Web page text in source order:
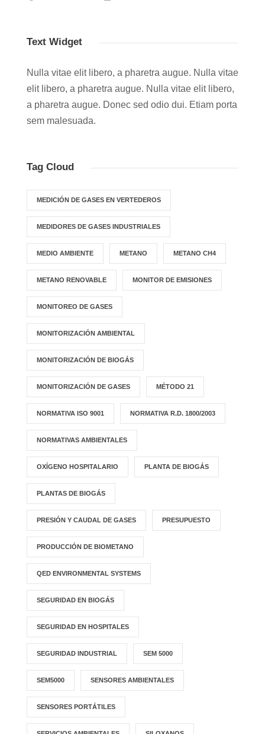
Text Widget
Nulla vitae elit libero, a pharetra augue. Nulla vitae
elit libero, a pharetra augue. Nulla vitae elit libero,
a pharetra augue. Donec sed odio dui. Etiam porta
sem malesuada.
Tag Cloud
MEDICIÓN DE GASES EN VERTEDEROS
MEDIDORES DE GASES INDUSTRIALES
MEDIO AMBIENTE METANO METANO CH4
METANO RENOVABLE MONITOR DE EMISIONES
MONITOREO DE GASES
MONITORIZACIÓN AMBIENTAL
MONITORIZACIÓN DE BIOGÁS
MONITORIZACIÓN DE GASES MÉTODO 21
NORMATIVA ISO 9001 NORMATIVA R.D. 1800/2003
NORMATIVAS AMBIENTALES
OXÍGENO HOSPITALARIO PLANTA DE BIOGÁS
PLANTAS DE BIOGÁS
PRESIÓN Y CAUDAL DE GASES PRESUPUESTO
PRODUCCIÓN DE BIOMETANO
QED ENVIRONMENTAL SYSTEMS
SEGURIDAD EN BIOGÁS
SEGURIDAD EN HOSPITALES
SEGURIDAD INDUSTRIAL SEM 5000
SEM5000 SENSORES AMBIENTALES
SENSORES PORTÁTILES